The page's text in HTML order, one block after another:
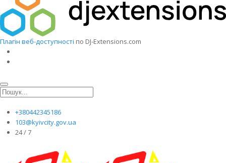
Плагін веб-доступності по DJ-Extensions.com
+380442345186
103@kyivcity.gov.ua
24 / 7